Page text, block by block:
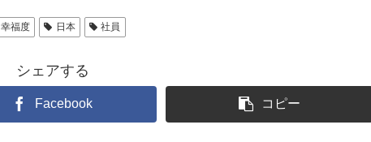
幸福度 日本 社員
シェアする
Facebook コピー